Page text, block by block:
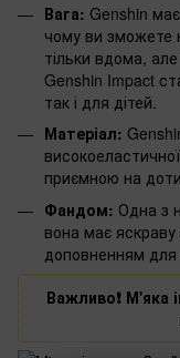
Вага: Genshin
чому ви зможете
тільки вдома,
Genshin Impact
так і для дітей.
Матеріал:
приємною на
Фандом: Одна з
вона має
доповненням для
Важливо❗️ М'яка